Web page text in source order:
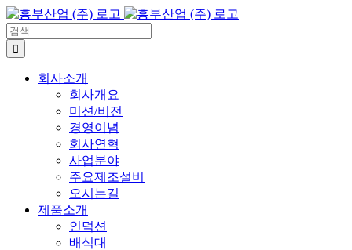
콘
텐
츠
로
검
색:
회사소개
회사개요
미션/비전
경영이념
회사연혁
사업분야
주요제조설비
오시는길
제품소개
인덕션
배식대